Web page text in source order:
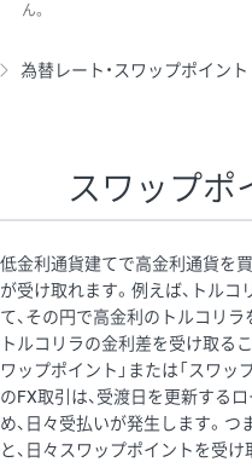
ん。
為替レート・スワップポイント
スワップポ
低金利通貨建てで高金利通貨を
が受け取れます。例えば、トル
て、その円で高金利のトルコリ
トルコリラの金利差を受け取る
ワップポイント」または「スワッ
のFX取引は、受渡日を更新する
め、日々受払いが発生します。
と、日々スワップポイントを受